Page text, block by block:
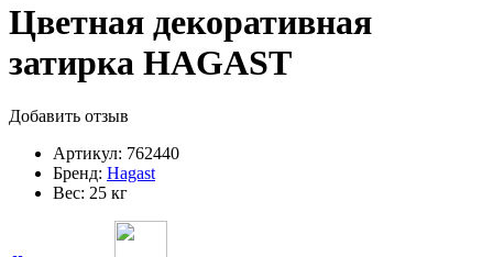
Цветная декоративная
затирка HAGAST
Добавить отзыв
Артикул: 762440
Бренд: Hagast
Вес: 25 кг